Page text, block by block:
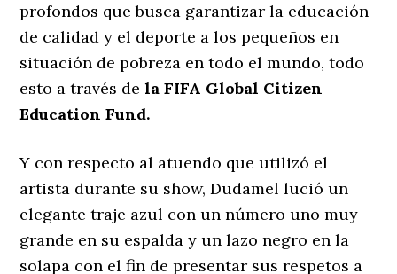
profondos que busca garantizar la educación
de calidad y el deporte a los pequeños en
situación de pobreza en todo el mundo, todo
esto a través dela FIFA Global Citizen
Education Fund.
Y con respecto al atuendo que utilizó el
artista durante su show, Dudamel lució un
elegante traje azul con un número uno muy
grande en su espalda y un lazo negro en la
solapa con el fin de presentar sus respetos a